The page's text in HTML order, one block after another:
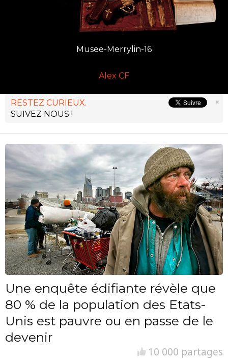
Musee-Merrylin-16
Alex CF
×
RESTEZ CURIEUX.
SUIVEZ NOUS !
Une enquête édifiante révèle que
80 % de la population des Etats-
Unis est pauvre ou en passe de le
devenir
10 000 partages